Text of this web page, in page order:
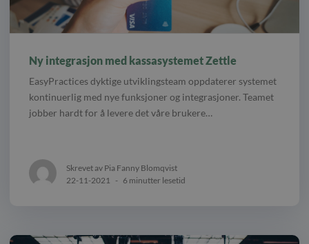
Ny integrasjon med kassasystemet Zettle
EasyPractices dyktige utviklingsteam oppdaterer systemet
kontinuerlig med nye funksjoner og integrasjoner. Teamet
jobber hardt for å levere det våre brukere…
Skrevet av Pia Fanny Blomqvist
22-11-2021
- 6 minutter lesetid